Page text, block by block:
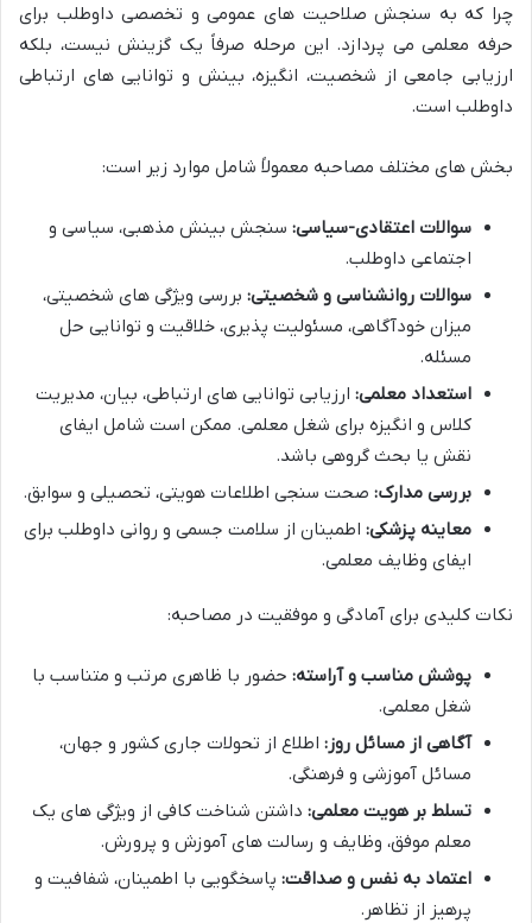
چرا که به سنجش صلاحیت های عمومی و تخصصی داوطلب برای
حرفه معلمی می پردازد. این مرحله صرفاً یک گزینش نیست، بلکه
ارزیابی جامعی از شخصیت، انگیزه، بینش و توانایی های ارتباطی
داوطلب است.
بخش های مختلف مصاحبه معمولاً شامل موارد زیر است:
سوالات اعتقادی-سیاسی: سنجش بینش مذهبی، سیاسی و
اجتماعی داوطلب.
سوالات روانشناسی و شخصیتی: بررسی ویژگی های شخصیتی،
میزان خودآگاهی، مسئولیت پذیری، خلاقیت و توانایی حل
مسئله.
استعداد معلمی: ارزیابی توانایی های ارتباطی، بیان، مدیریت
کلاس و انگیزه برای شغل معلمی. ممکن است شامل ایفای
نقش یا بحث گروهی باشد.
بررسی مدارک: صحت سنجی اطلاعات هویتی، تحصیلی و سوابق.
معاینه پزشکی: اطمینان از سلامت جسمی و روانی داوطلب برای
ایفای وظایف معلمی.
نکات کلیدی برای آمادگی و موفقیت در مصاحبه:
پوشش مناسب و آراسته: حضور با ظاهری مرتب و متناسب با
شغل معلمی.
آگاهی از مسائل روز: اطلاع از تحولات جاری کشور و جهان،
مسائل آموزشی و فرهنگی.
تسلط بر هویت معلمی: داشتن شناخت کافی از ویژگی های یک
معلم موفق، وظایف و رسالت های آموزش و پرورش.
اعتماد به نفس و صداقت: پاسخگویی با اطمینان، شفافیت و
پرهیز از تظاهر.